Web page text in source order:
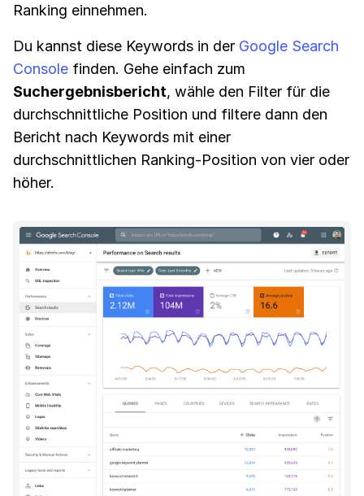
Ranking einnehmen.
Du kannst diese Keywords in der Google Search
Console finden. Gehe einfach zum
Suchergebnisbericht, wähle den Filter für die
durchschnittliche Position und filtere dann den
Bericht nach Keywords mit einer
durchschnittlichen Ranking-Position von vier oder
höher.